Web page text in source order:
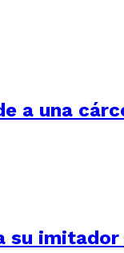
a una
su